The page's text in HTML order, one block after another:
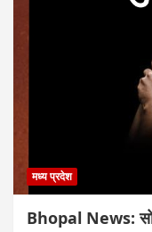
मध्य प्रदेश
Bhopal News: